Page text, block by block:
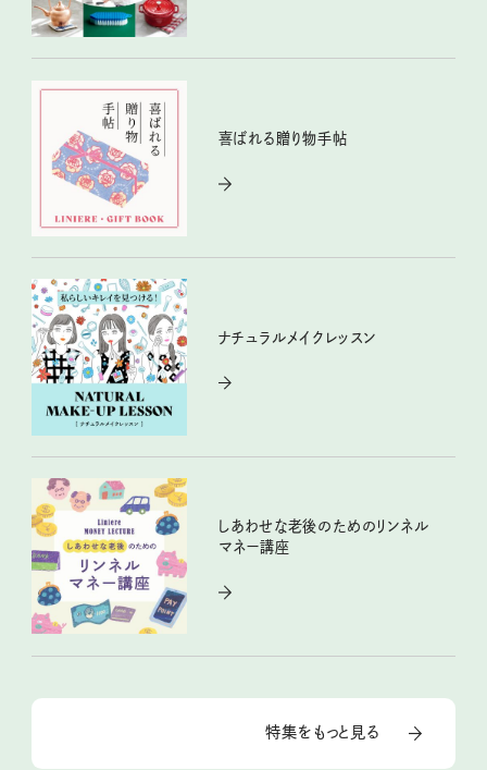
喜ばれる贈り物手帖
ナチュラルメイクレッスン
しあわせな老後のためのリンネル
マネー講座
特集をもっと見る